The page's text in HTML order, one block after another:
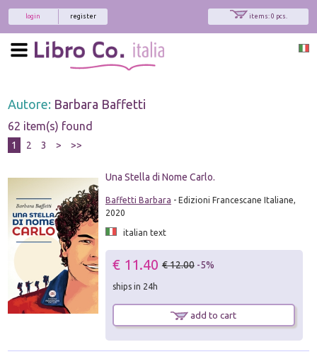
items: 0 pcs.
register
login
Autore: Barbara Baffetti
62 item(s) found
1 2 3 > >>
Una Stella di Nome Carlo.
Baffetti Barbara - Edizioni Francescane Italiane,
2020
italian text
€ 11.40 € 12.00 -5%
ships in 24h
add to cart